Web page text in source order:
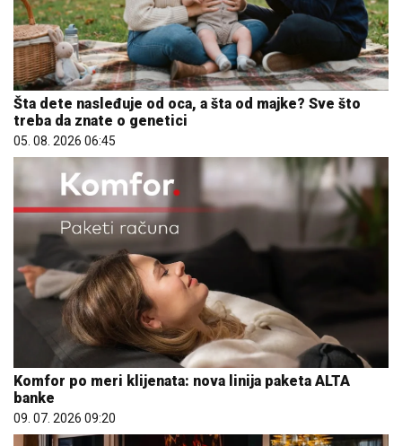
Komfor po meri klijenata: nova linija paketa ALTA
banke
09. 07. 2026 09:20